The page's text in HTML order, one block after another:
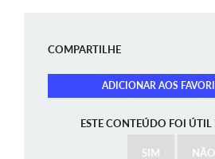
COMPARTILHE
ADICIONAR AOS
ESTE CONTEÚDO FOI ÚTIL
SIM NÃO